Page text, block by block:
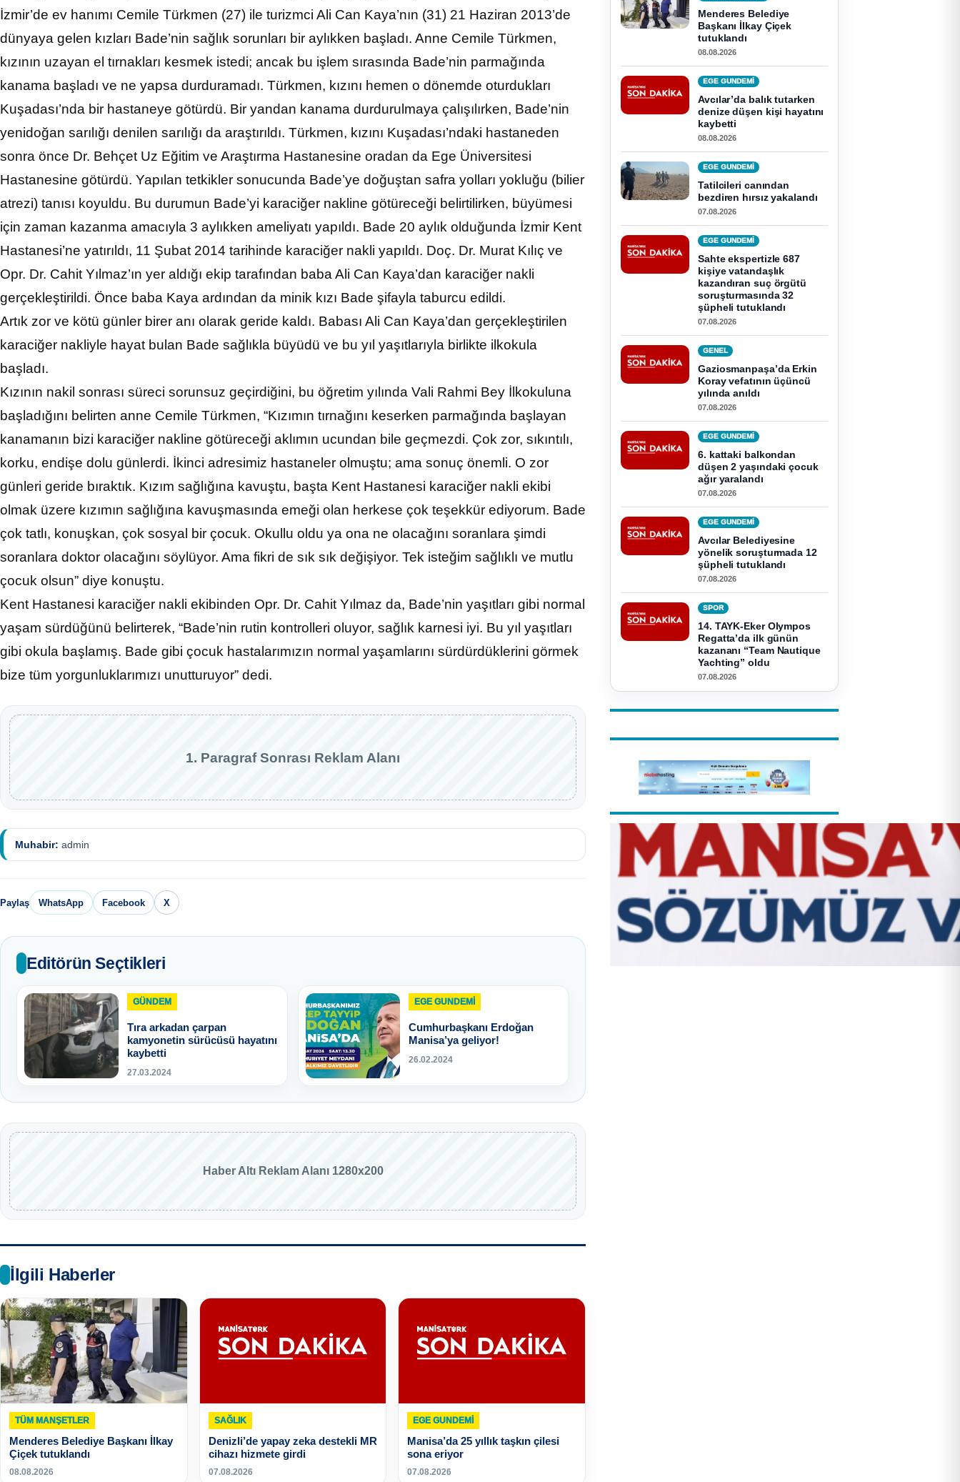
İzmir’de ev hanımı Cemile Türkmen (27) ile turizmci Ali Can Kaya’nın (31) 21 Haziran 2013’de
dünyaya gelen kızları Bade’nin sağlık sorunları bir aylıkken başladı. Anne Cemile Türkmen,
kızının uzayan el tırnakları kesmek istedi; ancak bu işlem sırasında Bade’nin parmağında
kanama başladı ve ne yapsa durduramadı. Türkmen, kızını hemen o dönemde oturdukları
Kuşadası’nda bir hastaneye götürdü. Bir yandan kanama durdurulmaya çalışılırken, Bade’nin
yenidoğan sarılığı denilen sarılığı da araştırıldı. Türkmen, kızını Kuşadası’ndaki hastaneden
sonra önce Dr. Behçet Uz Eğitim ve Araştırma Hastanesine oradan da Ege Üniversitesi
Hastanesine götürdü. Yapılan tetkikler sonucunda Bade’ye doğuştan safra yolları yokluğu (bilier
atrezi) tanısı koyuldu. Bu durumun Bade’yi karaciğer nakline götüreceği belirtilirken, büyümesi
için zaman kazanma amacıyla 3 aylıkken ameliyatı yapıldı. Bade 20 aylık olduğunda İzmir Kent
Hastanesi’ne yatırıldı, 11 Şubat 2014 tarihinde karaciğer nakli yapıldı. Doç. Dr. Murat Kılıç ve
Opr. Dr. Cahit Yılmaz’ın yer aldığı ekip tarafından baba Ali Can Kaya’dan karaciğer nakli
gerçekleştirildi. Önce baba Kaya ardından da minik kızı Bade şifayla taburcu edildi.
Artık zor ve kötü günler birer anı olarak geride kaldı. Babası Ali Can Kaya’dan gerçekleştirilen
karaciğer nakliyle hayat bulan Bade sağlıkla büyüdü ve bu yıl yaşıtlarıyla birlikte ilkokula
başladı.
Kızının nakil sonrası süreci sorunsuz geçirdiğini, bu öğretim yılında Vali Rahmi Bey İlkokuluna
başladığını belirten anne Cemile Türkmen, “Kızımın tırnağını keserken parmağında başlayan
kanamanın bizi karaciğer nakline götüreceği aklımın ucundan bile geçmezdi. Çok zor, sıkıntılı,
korku, endişe dolu günlerdi. İkinci adresimiz hastaneler olmuştu; ama sonuç önemli. O zor
günleri geride bıraktık. Kızım sağlığına kavuştu, başta Kent Hastanesi karaciğer nakli ekibi
olmak üzere kızımın sağlığına kavuşmasında emeği olan herkese çok teşekkür ediyorum. Bade
çok tatlı, konuşkan, çok sosyal bir çocuk. Okullu oldu ya ona ne olacağını soranlara şimdi
soranlara doktor olacağını söylüyor. Ama fikri de sık sık değişiyor. Tek isteğim sağlıklı ve mutlu
çocuk olsun” diye konuştu.
Kent Hastanesi karaciğer nakli ekibinden Opr. Dr. Cahit Yılmaz da, Bade’nin yaşıtları gibi normal
yaşam sürdüğünü belirterek, “Bade’nin rutin kontrolleri oluyor, sağlık karnesi iyi. Bu yıl yaşıtları
gibi okula başlamış. Bade gibi çocuk hastalarımızın normal yaşamlarını sürdürdüklerini görmek
bize tüm yorgunluklarımızı unutturuyor” dedi.
1. Paragraf Sonrası Reklam Alanı
Muhabir: admin
Paylaş WhatsApp Facebook X
Editörün Seçtikleri
GÜNDEM
Tıra arkadan çarpan
kamyonetin sürücüsü hayatını
kaybetti
27.03.2024
EGE GUNDEMİ
Cumhurbaşkanı Erdoğan
Manisa’ya geliyor!
26.02.2024
Haber Altı Reklam Alanı 1280x200
İlgili Haberler
TÜM MANŞETLER
Menderes Belediye Başkanı İlkay
Çiçek tutuklandı
08.08.2026
SAĞLIK
Denizli’de yapay zeka destekli MR
cihazı hizmete girdi
07.08.2026
EGE GUNDEMİ
Manisa’da 25 yıllık taşkın çilesi
sona eriyor
07.08.2026
Menderes Belediye
Başkanı İlkay Çiçek
tutuklandı
08.08.2026
EGE GUNDEMİ
Avcılar’da balık tutarken
denize düşen kişi hayatını
kaybetti
08.08.2026
EGE GUNDEMİ
Tatilcileri canından
bezdiren hırsız yakalandı
07.08.2026
EGE GUNDEMİ
Sahte ekspertizle 687
kişiye vatandaşlık
kazandıran suç örgütü
soruşturmasında 32
şüpheli tutuklandı
07.08.2026
GENEL
Gaziosmanpaşa’da Erkin
Koray vefatının üçüncü
yılında anıldı
07.08.2026
EGE GUNDEMİ
6. kattaki balkondan
düşen 2 yaşındaki çocuk
ağır yaralandı
07.08.2026
EGE GUNDEMİ
Avcılar Belediyesine
yönelik soruşturmada 12
şüpheli tutuklandı
07.08.2026
SPOR
14. TAYK-Eker Olympos
Regatta’da ilk günün
kazananı “Team Nautique
Yachting” oldu
07.08.2026